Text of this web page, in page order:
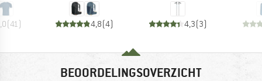
(41) 4,8(4) 4,3(3)
BEOORDELINGSOVERZICHT